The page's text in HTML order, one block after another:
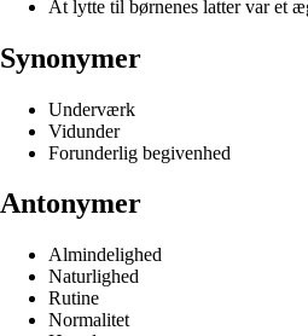
At lytte til børnenes latter var et
Synonymer
Underværk
Vidunder
Forunderlig begivenhed
Antonymer
Almindelighed
Naturlighed
Rutine
Normalitet